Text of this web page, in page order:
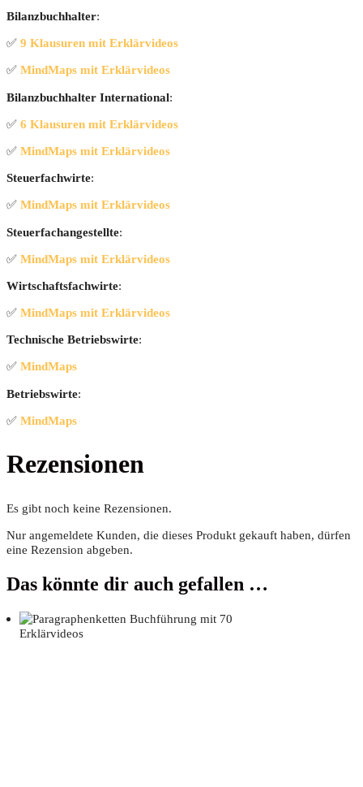
Bilanz­buch­hal­ter:
✅ 9 Klau­su­ren mit Erklärvideos
✅ Mind­Maps mit Erklärvideos
Bilanz­buch­hal­ter Inter­na­tio­nal:
✅ 6 Klau­su­ren mit Erklärvideos
✅ Mind­Maps mit Erklärvideos
Steu­er­fach­wir­te:
✅ Mind­Maps mit Erklärvideos
Steu­er­fach­an­ge­stell­te:
✅ Mind­Maps mit Erklärvideos
Wirt­schafts­fach­wir­te:
✅ Mind­Maps mit Erklärvideos
Tech­ni­sche Betriebs­wir­te:
✅ Mind­Maps
Betriebs­wir­te:
✅ Mind­Maps
Rezensionen
Es gibt noch keine Rezensionen.
Nur angemeldete Kunden, die dieses Produkt gekauft haben, dürfen
eine Rezension abgeben.
Das könnte dir auch gefallen …